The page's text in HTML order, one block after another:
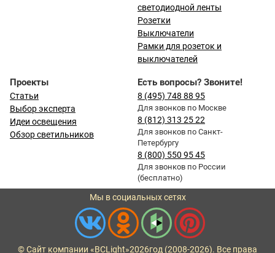
светодиодной ленты
Розетки
Выключатели
Рамки для розеток и
выключателей
Проекты
Статьи
Выбор эксперта
Идеи освещения
Обзор светильников
Есть вопросы? Звоните!
8 (495) 748 88 95
Для звонков по Москве
8 (812) 313 25 22
Для звонков по Санкт-
Петербургу
8 (800) 550 95 45
Для звонков по России
(бесплатно)
Мы в социальных сетях
© Сайт компании «BCLight»2026год (2008-2026). Все права